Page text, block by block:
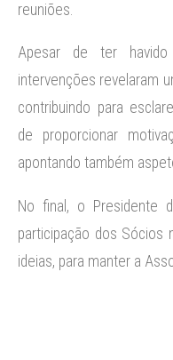
reuniões.
Apesar de ter
intervenções revelaram
contribuindo para
de proporcionar
apontando também
No final, o Presidente
participação dos Sócios
ideias, para manter a